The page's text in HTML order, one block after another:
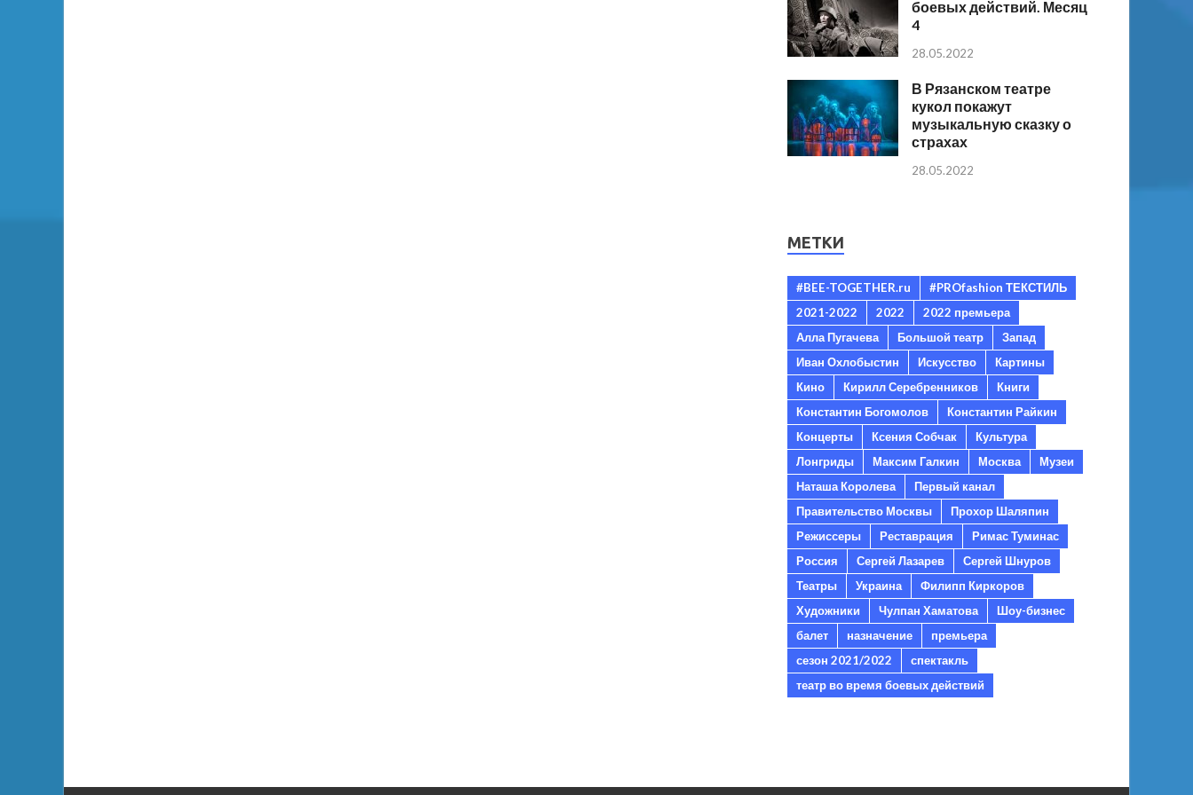
боевых действий. Месяц
4
28.05.2022
В Рязанском театре
кукол покажут
музыкальную сказку о
страхах
28.05.2022
МЕТКИ
#BEE-TOGETHER.ru
#PROfashion ТЕКСТИЛЬ
2021-2022
2022
2022 премьера
Алла Пугачева
Большой театр
Запад
Иван Охлобыстин
Искусство
Картины
Кино
Кирилл Серебренников
Книги
Константин Богомолов
Константин Райкин
Концерты
Ксения Собчак
Культура
Лонгриды
Максим Галкин Москва
Музеи
Наташа Королева
Первый канал
Правительство Москвы
Прохор Шаляпин
Режиссеры
Реставрация
Римас Туминас
Россия
Сергей Лазарев
Сергей Шнуров
Театры
Украина
Филипп Киркоров
Художники
Чулпан Хаматова
Шоу-бизнес
балет
назначение
премьера
сезон 2021/2022
спектакль
театр во время боевых действий